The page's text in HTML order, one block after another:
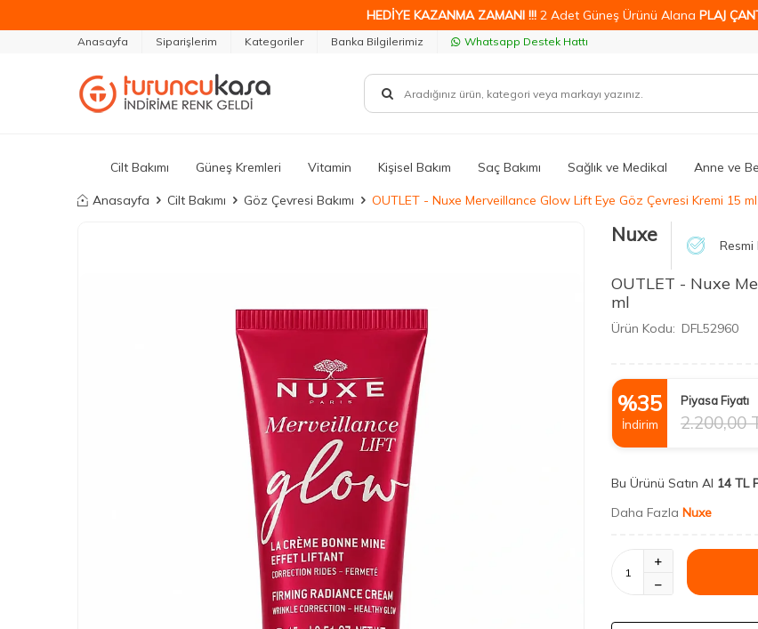
HEDİYE KAZANMA ZAMANI !!! 2 Adet Güneş Ürünü Alana PLAJ
Anasayfa Siparişlerim Kategoriler Banka Bilgilerimiz Whatsapp Destek Hattı
Cilt Bakımı Güneş Kremleri Vitamin Kişisel Bakım Saç Bakımı Sağlık ve Medikal Anne ve
Anasayfa Cilt Bakımı Göz Çevresi Bakımı OUTLET - Nuxe Merveillance Glow Lift Eye Göz Çevresi Kremi 15 ml
Nuxe
OUTLET - Nuxe
ml
Ürün Kodu: DFL52960
%35
İndirim
Piyasa Fiyatı
2.200,00
Bu Ürünü Satın Al 14 TL
Daha Fazla Nuxe